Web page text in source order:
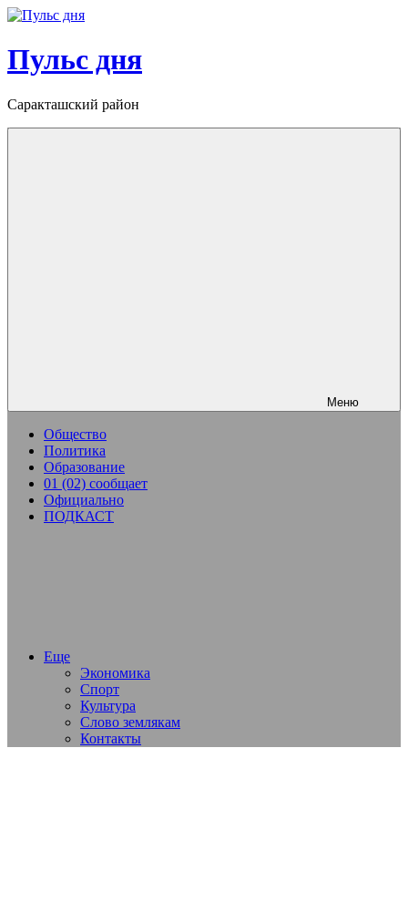
Перейти
содержимому
Пульс дня
Саракташский район
Меню
Общество
Политика
Образование
01 (02) сообщает
Официально
ПОДКАСТ
Еще
Экономика
Спорт
Культура
Слово землякам
Контакты